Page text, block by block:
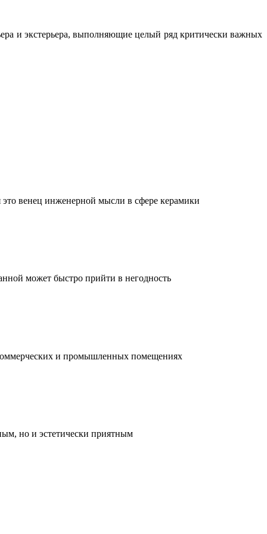
и экстерьера, выполняющие целый ряд критически важных
венец инженерной мысли в сфере керамики
может быстро прийти в негодность
и промышленных помещениях
но и эстетически приятным